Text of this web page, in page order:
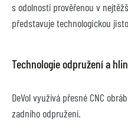
s odolností prověřenou v
představuje technologickou
Technologie odpružení a
DeVol využívá přesné CNC
zadního odpružení.